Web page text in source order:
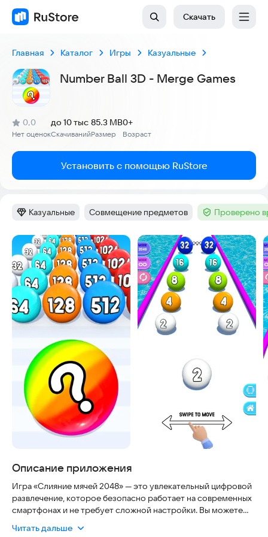
Скачать
Главная Каталог Игры Казуальные
Number Ball 3D - Merge Games
Рейтинг:
0,0
(
Нет оценок
)
Скачиваний
до 10 тыс
Размер
85.3 MB
Возраст
0+
Установить с помощью RuStore
Категория:
Казуальные Тег:
Совмещение предметов Тег :Проверено
Скриншоты
Описание приложения
Игра «Слияние мячей 2048» — это увлекательный цифровой
развлечение, которое безопасно работает на современных
смартфонах и не требует сложной настройки. Вы можете
плавной графикой и интуитивным управлением.
Читать дальше